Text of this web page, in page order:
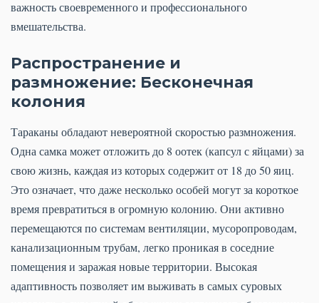
важность своевременного и профессионального
вмешательства.
Распространение и
размножение: Бесконечная
колония
Тараканы обладают невероятной скоростью размножения.
Одна самка может отложить до 8 оотек (капсул с яйцами) за
свою жизнь, каждая из которых содержит от 18 до 50 яиц.
Это означает, что даже несколько особей могут за короткое
время превратиться в огромную колонию. Они активно
перемещаются по системам вентиляции, мусоропроводам,
канализационным трубам, легко проникая в соседние
помещения и заражая новые территории. Высокая
адаптивность позволяет им выживать в самых суровых